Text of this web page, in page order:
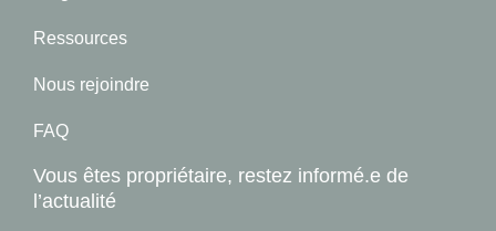
Ressources
Nous rejoindre
FAQ
Vous êtes propriétaire, restez informé.e de
l’actualité